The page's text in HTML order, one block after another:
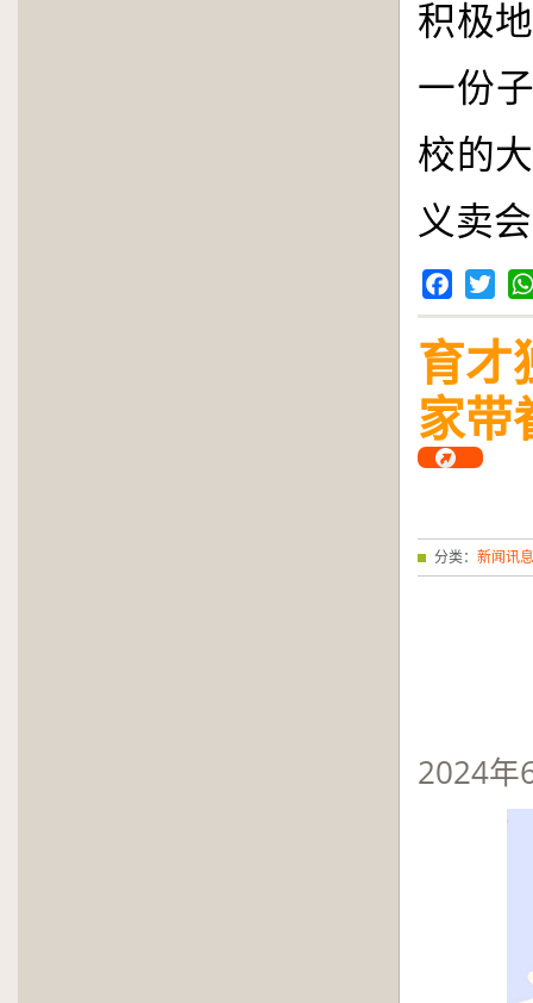
积极
一份
校的
义卖
Facebook
Twitter
育才
家带
分类： 新闻讯息
2024年